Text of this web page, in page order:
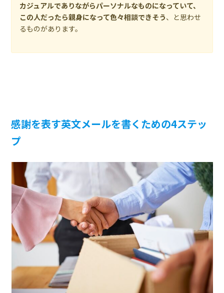
カジュアルでありながらパーソナルなものになっていて、
この人だったら親身になって色々相談できそう、と思わせ
るものがあります。
感謝を表す英文メールを書くための4ステッ
プ